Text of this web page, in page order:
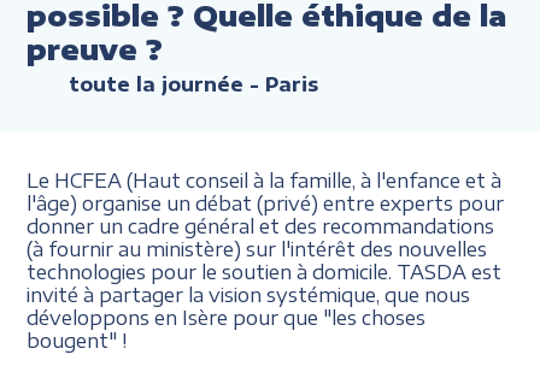
possible ? Quelle éthique de la
preuve ?
toute la journée - Paris
Le HCFEA (Haut conseil à la famille, à l'enfance et à
l'âge) organise un débat (privé) entre experts pour
donner un cadre général et des recommandations
(à fournir au ministère) sur l'intérêt des nouvelles
technologies pour le soutien à domicile. TASDA est
invité à partager la vision systémique, que nous
développons en Isère pour que "les choses
bougent" !